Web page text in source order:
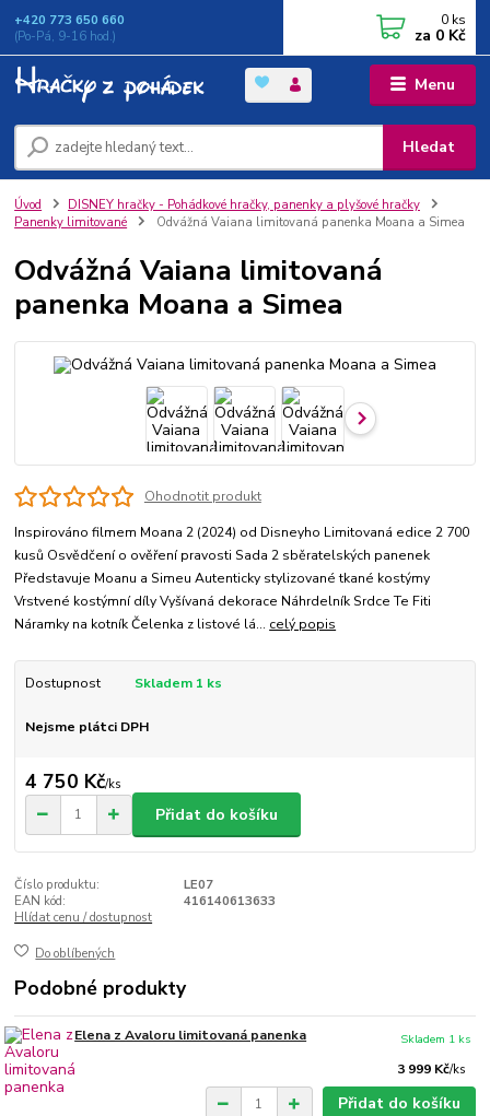
Menu
Hledat
+420 773 650 660
(Po-Pá, 9-16 hod.)
0 ks
za 0 Kč
Úvod
DISNEY hračky - Pohádkové hračky, panenky a plyšové hračky
Panenky limitované
Odvážná Vaiana limitovaná panenka Moana a Simea
Odvážná Vaiana limitovaná
panenka Moana a Simea
Ohodnotit produkt
Inspirováno filmem Moana 2 (2024) od Disneyho Limitovaná edice 2 700
kusů Osvědčení o ověření pravosti Sada 2 sběratelských panenek
Představuje Moanu a Simeu Autenticky stylizované tkané kostýmy
Vrstvené kostýmní díly Vyšívaná dekorace Náhrdelník Srdce Te Fiti
Náramky na kotník Čelenka z listové lá... celý popis
Dostupnost Skladem 1 ks
Nejsme plátci DPH
4 750 Kč/ks
Přidat do košíku
Číslo produktu:
LE07
EAN kód:
416140613633
Hlídat cenu / dostupnost
Do oblíbených
Podobné produkty
Elena z Avaloru limitovaná panenka
3 999 Kč/ks
Skladem 1 ks
Přidat do košíku